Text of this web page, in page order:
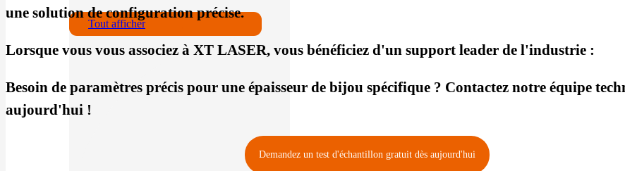
Tout afficher
une solution de configuration précise.
Lorsque vous vous associez à XT LASER, vous bénéficiez d'un support leader de l'industrie :
Besoin de paramètres précis pour une épaisseur de bijou spécifique ? Contactez notre équipe
aujourd'hui !
Demandez un test d'échantillon gratuit dès aujourd'hui